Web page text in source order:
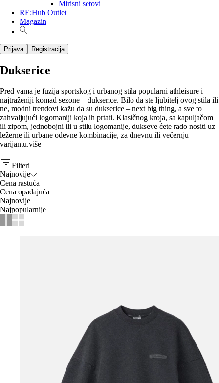
Mirisni setovi
RE:Hub Outlet
Magazin
Prijava Registracija
Dukserice
Pred vama je fuzija sportskog i urbanog stila popularni athleisure i
najtraženiji komad sezone – dukserice. Bilo da ste ljubitelj ovog stila ili
ne, modni trendovi kažu da su dukserice – next big thing, a sve to
zahvaljujući logomaniji koja ih prtati. Klasičnog kroja, sa kapuljačom
ili zipom, jednobojni ili u stilu logomanije, dukseve ćete rado nositi uz
ležerne ili urbane odevne kombinacije, za dnevnu ili večernju
varijantu.više
Filteri
Najnovije
Cena rastuća
Cena opadajuća
Najnovije
Najpopularnije